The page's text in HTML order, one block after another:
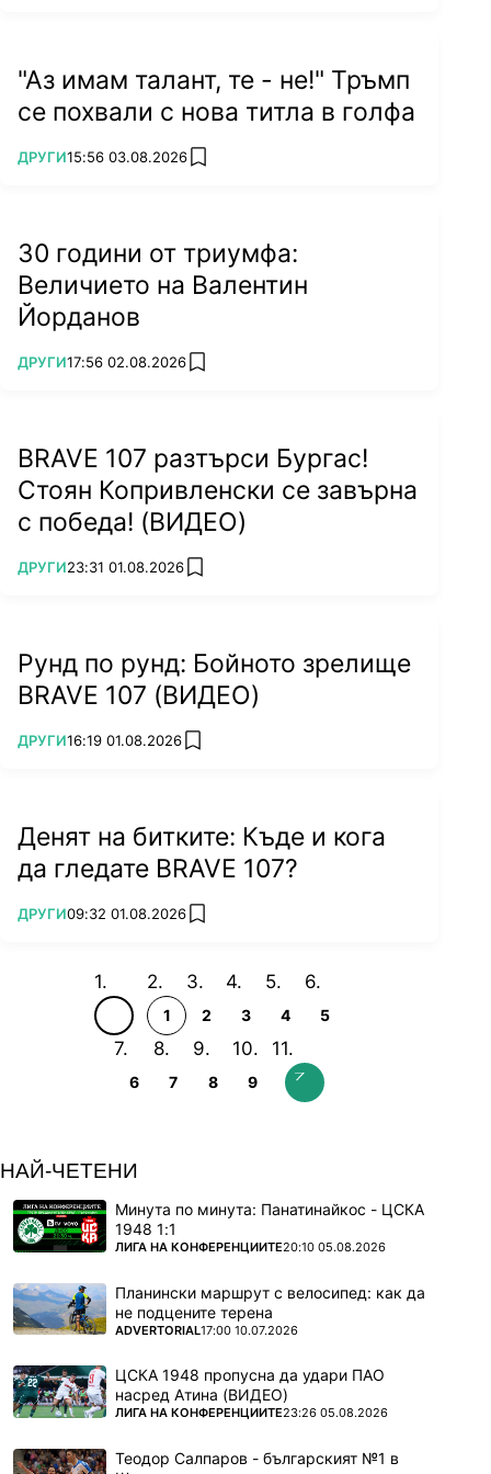
"Аз имам талант, те - не!" Тръмп
се похвали с нова титла в голфа
ПОВЕЧЕ ОТ
ДРУГИ15:56 03.08.2026 add favorites
30 години от триумфа:
Величието на Валентин
Йорданов
ПОВЕЧЕ ОТ
ДРУГИ17:56 02.08.2026 add favorites
BRAVE 107 разтърси Бургас!
Стоян Копривленски се завърна
с победа! (ВИДЕО)
ПОВЕЧЕ ОТ
ДРУГИ23:31 01.08.2026 add favorites
Рунд по рунд: Бойното зрелище
BRAVE 107 (ВИДЕО)
ПОВЕЧЕ ОТ
ДРУГИ16:19 01.08.2026 add favorites
Денят на битките: Къде и кога
да гледате BRAVE 107?
ПОВЕЧЕ ОТ
ДРУГИ09:32 01.08.2026 add favorites
1 2 3 4 5
6 7 8 9
НАЙ-ЧЕТЕНИ
Минута по минута: Панатинайкос - ЦСКА
1948 1:1
ПОВЕЧЕ ОТ
ЛИГА НА КОНФЕРЕНЦИИТЕ20:10 05.08.2026
Планински маршрут с велосипед: как да
не подцените терена
ПОВЕЧЕ ОТ
ADVERTORIAL17:00 10.07.2026
ЦСКА 1948 пропусна да удари ПАО
насред Атина (ВИДЕО)
ПОВЕЧЕ ОТ
ЛИГА НА КОНФЕРЕНЦИИТЕ23:26 05.08.2026
Теодор Салпаров - българският №1 в